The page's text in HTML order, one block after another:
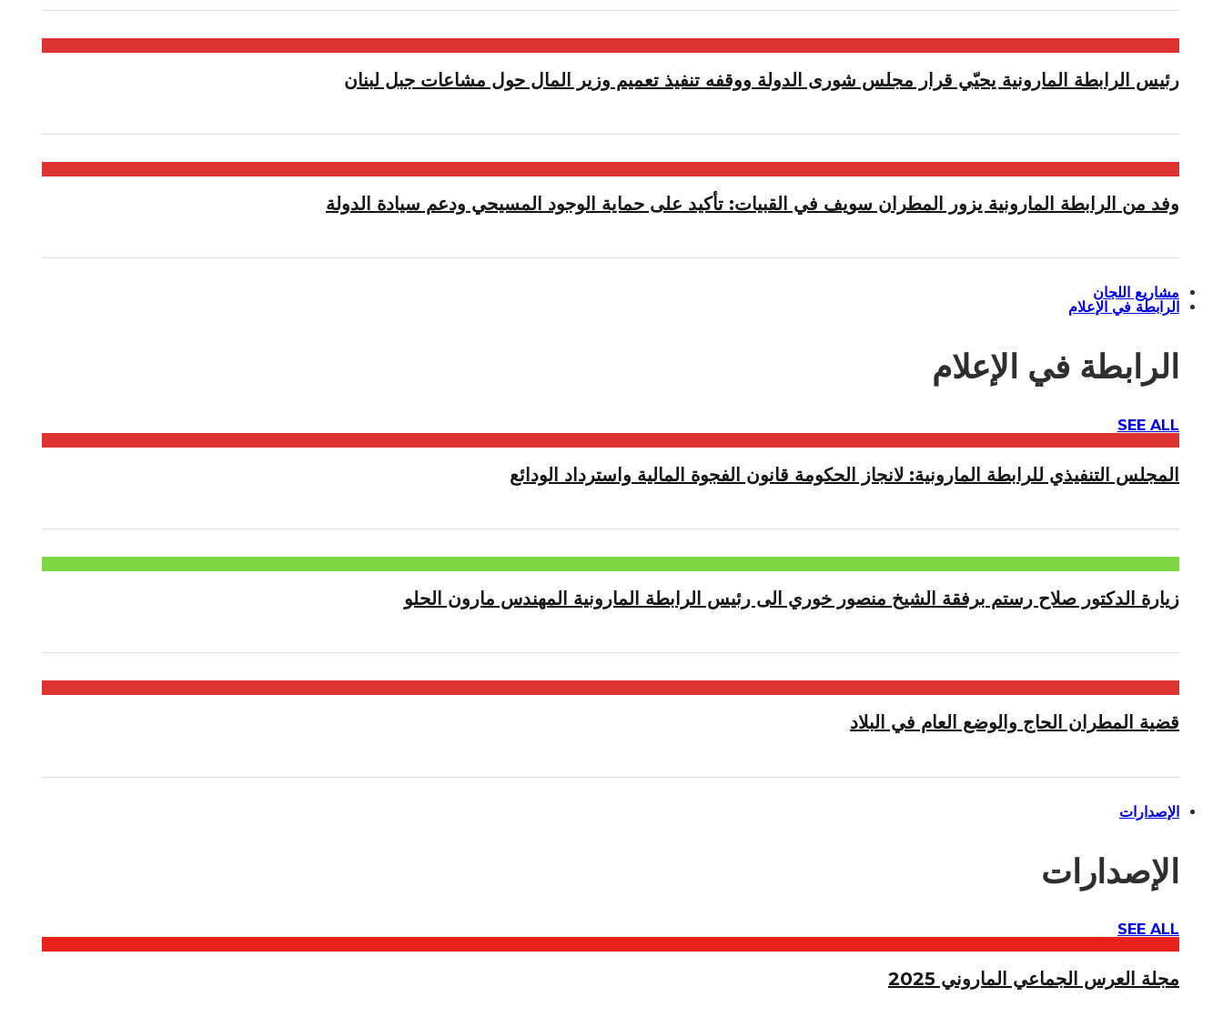
رئيس الرابطة المارونية يحيّي قرار مجلس شورى الدولة ووقفه تنفيذ تعميم وزير المال حول مشاعات جبل لبنان
وفد من الرابطة المارونية يزور المطران سويف في القبيات: تأكيد على حماية الوجود المسيحي ودعم سيادة الدولة
مشاريع اللجان
الرابطة في الإعلام
الرابطة في الإعلام
SEE ALL
المجلس التنفيذي للرابطة المارونية: لانجاز الحكومة قانون الفجوة المالية واسترداد الودائع
زيارة الدكتور صلاح رستم برفقة الشيخ منصور خوري الى رئيس الرابطة المارونية المهندس مارون الحلو
قضية المطران الحاج والوضع العام في البلاد
الإصدارات
الإصدارات
SEE ALL
مجلة العرس الجماعي الماروني 2025